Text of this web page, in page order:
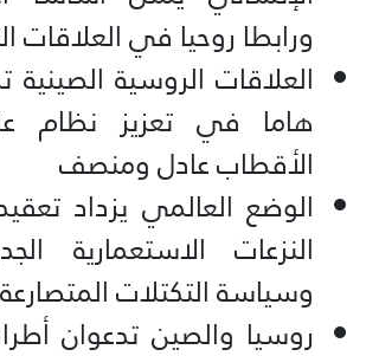
ورابطا روحيا في العلاقات
العلاقات الروسية
هاما في تعزيز نظام
الأقطاب عادل ومنصف
الوضع العالمي يزداد
النزعات الاستعمارية
وسياسة التكتلات المتصارعة
روسيا والصين تدعوان